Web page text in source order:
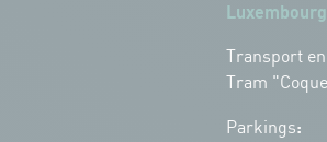
Transport
Tram
Parkings: